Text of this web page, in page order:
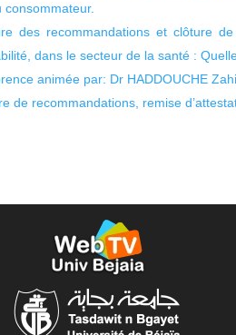
consommateur.
des recommandations et clôture
dans le secteur de la santé :
animée par: Dr HADDOUCHE
de recommandations, remise